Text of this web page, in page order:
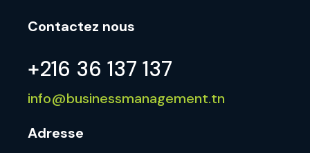
Contactez nous
+216 36 137 137
info@businessmanagement.tn
Adresse